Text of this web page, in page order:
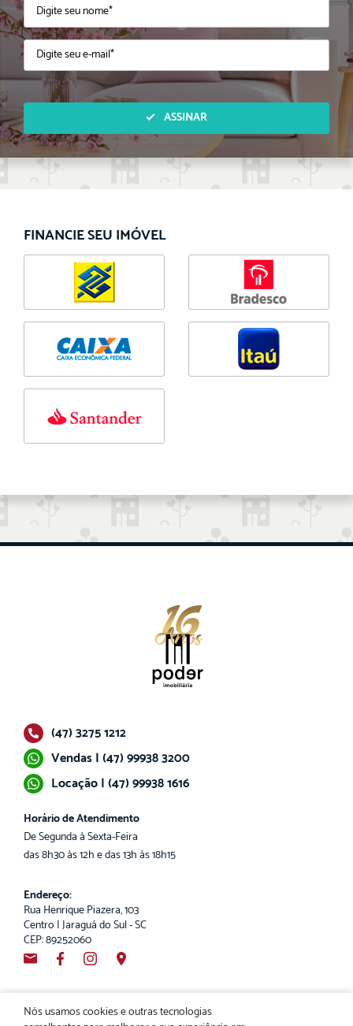
Nós usamos cookies e outras tecnologias
ASSINAR
FINANCIE SEU IMÓVEL
(47) 3275 1212
Vendas | (47) 99938 3200
Locação | (47) 99938 1616
Horário de Atendimento
De Segunda à Sexta-Feira
das 8h30 às 12h e das 13h às 18h15
Endereço:
Rua Henrique Piazera, 103
Centro | Jaraguá do Sul - SC
CEP: 89252060